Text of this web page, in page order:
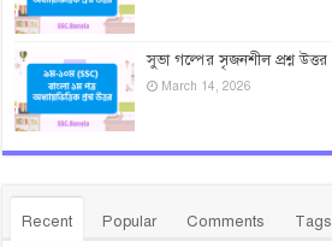
সুভা গল্পের সৃজনশীল প্রশ্ন উত্তর
March 14, 2026
Recent Popular Comments Tags